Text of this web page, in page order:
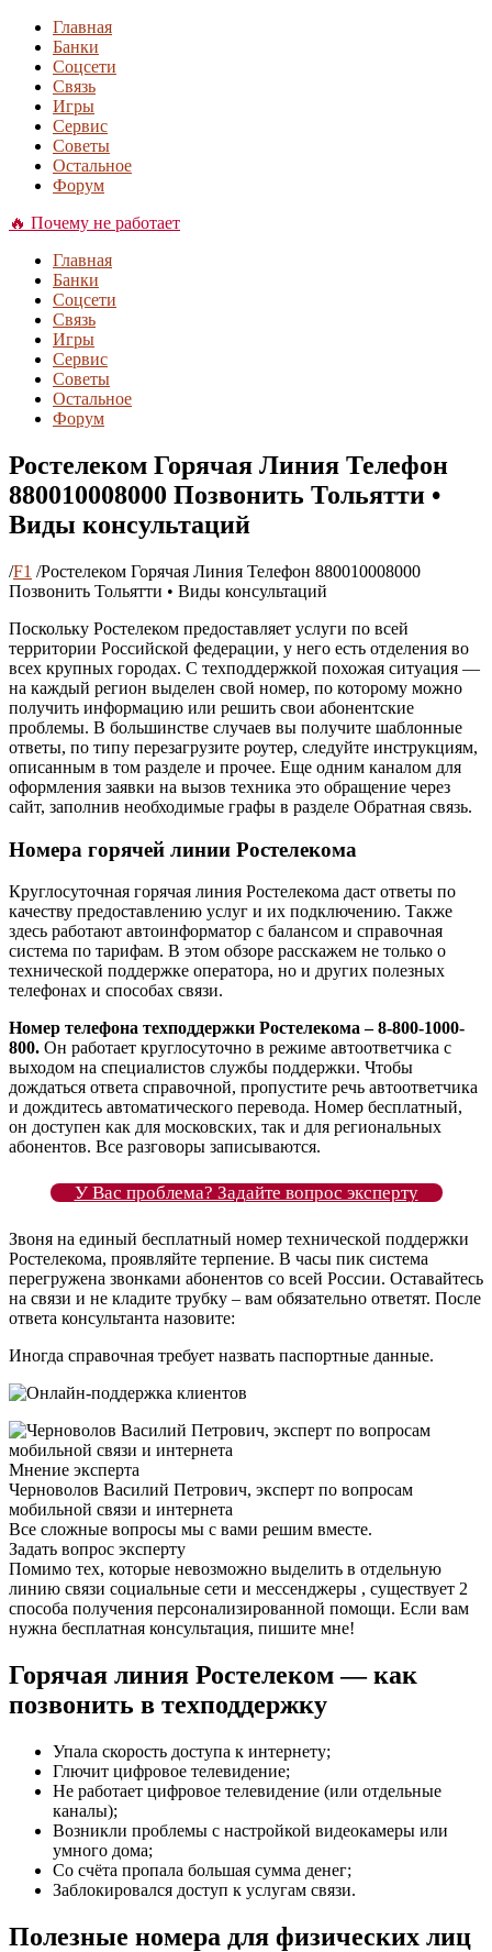
Главная
Банки
Соцсети
Связь
Игры
Сервис
Советы
Остальное
Форум
🔥 Почему не работает
Главная
Банки
Соцсети
Связь
Игры
Сервис
Советы
Остальное
Форум
Ростелеком Горячая Линия Телефон
880010008000 Позвонить Тольятти •
Виды консультаций
/F1 /Ростелеком Горячая Линия Телефон 880010008000
Позвонить Тольятти • Виды консультаций
Поскольку Ростелеком предоставляет услуги по всей
территории Российской федерации, у него есть отделения во
всех крупных городах. С техподдержкой похожая ситуация —
на каждый регион выделен свой номер, по которому можно
получить информацию или решить свои абонентские
проблемы. В большинстве случаев вы получите шаблонные
ответы, по типу перезагрузите роутер, следуйте инструкциям,
описанным в том разделе и прочее. Еще одним каналом для
оформления заявки на вызов техника это обращение через
сайт, заполнив необходимые графы в разделе Обратная связь.
Номера горячей линии Ростелекома
Круглосуточная горячая линия Ростелекома даст ответы по
качеству предоставлению услуг и их подключению. Также
здесь работают автоинформатор с балансом и справочная
система по тарифам. В этом обзоре расскажем не только о
технической поддержке оператора, но и других полезных
телефонах и способах связи.
Номер телефона техподдержки Ростелекома – 8-800-1000-
800. Он работает круглосуточно в режиме автоответчика с
выходом на специалистов службы поддержки. Чтобы
дождаться ответа справочной, пропустите речь автоответчика
и дождитесь автоматического перевода. Номер бесплатный,
он доступен как для московских, так и для региональных
абонентов. Все разговоры записываются.
У Вас проблема? Задайте вопрос эксперту
Звоня на единый бесплатный номер технической поддержки
Ростелекома, проявляйте терпение. В часы пик система
перегружена звонками абонентов со всей России. Оставайтесь
на связи и не кладите трубку – вам обязательно ответят. После
ответа консультанта назовите:
Иногда справочная требует назвать паспортные данные.
Мнение эксперта
Черноволов Василий Петрович, эксперт по вопросам
мобильной связи и интернета
Все сложные вопросы мы с вами решим вместе.
Задать вопрос эксперту
Помимо тех, которые невозможно выделить в отдельную
линию связи социальные сети и мессенджеры , существует 2
способа получения персонализированной помощи. Если вам
нужна бесплатная консультация, пишите мне!
Горячая линия Ростелеком — как
позвонить в техподдержку
Упала скорость доступа к интернету;
Глючит цифровое телевидение;
Не работает цифровое телевидение (или отдельные
каналы);
Возникли проблемы с настройкой видеокамеры или
умного дома;
Со счёта пропала большая сумма денег;
Заблокировался доступ к услугам связи.
Полезные номера для физических лиц